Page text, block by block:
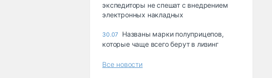
экспедиторы не спешат с внедрением
электронных накладных
30.07
Названы марки полуприцепов,
которые чаще всего берут в лизинг
Все новости